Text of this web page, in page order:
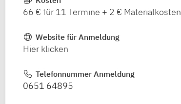
66 € für 11 Termine + 2 € Materialkosten
Website für Anmeldung
Hier klicken
Telefonnummer Anmeldung
0651 64895